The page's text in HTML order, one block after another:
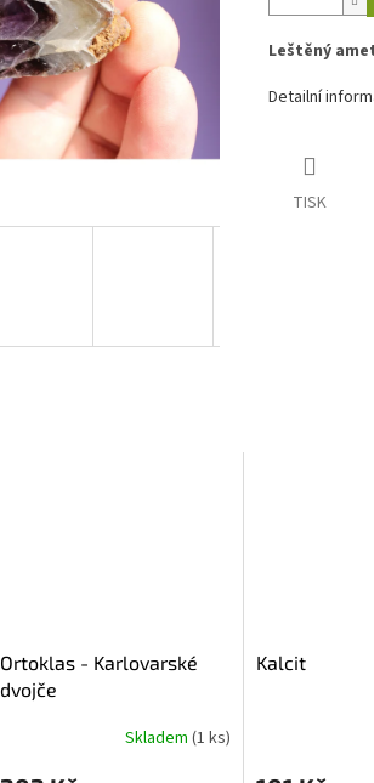
Leštěný
Detailní
TISK
Ortoklas - Karlovarské
dvojče
Skladem (1 ks)
Kalcit